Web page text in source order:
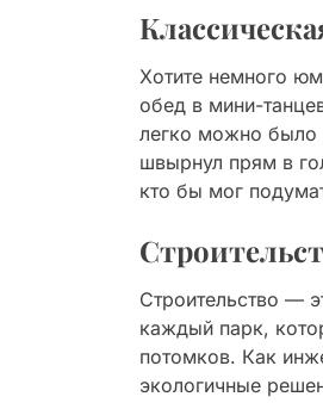
Хотите немного
обед в мини-
легко можно было
швырнул прям в
кто бы мог
Строительство —
каждый парк,
потомков. Как
экологичные